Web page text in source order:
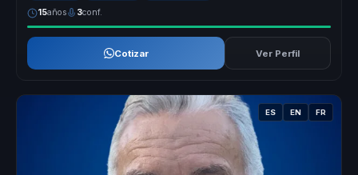
15años 3conf.
Cotizar Ver Perfil
ES EN FR